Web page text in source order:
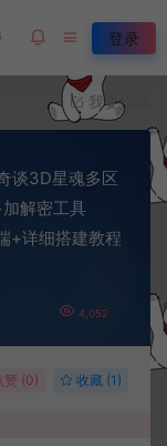
登录
我要投稿
谈3D星魂多区
解密工具
+详细搭建教程
4,052
赞 (0) 收藏 (1)